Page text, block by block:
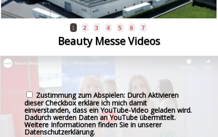
1 2 3 4 5 6 7
Beauty Messe Videos
Zustimmung zum Abspielen: Durch Aktivieren
dieser Checkbox erkläre ich mich damit
einverstanden, dass ein YouTube-Video geladen wird.
Dadurch werden Daten an YouTube übermittelt.
Weitere Informationen finden Sie in unserer
Datenschutzerklärung.